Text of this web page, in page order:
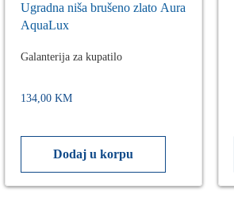
Ugradna niša brušeno zlato Aura
AquaLux
Galanterija za kupatilo
134,00KM
Dodaj u korpu